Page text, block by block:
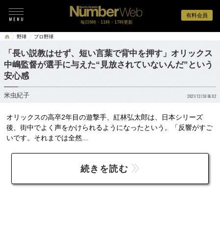
有料会員
毎日6時・11時・17時更新
野球 プロ野球
「長い説教はせず、短い言葉で背中を押す」オリックス
中嶋監督が選手に与えた“見放されていないんだ”という
安心感
米虫紀子 2021/12/30 06:02
オリックスの高卒2年目の遊撃手、紅林弘太郎は、日本シリーズ
後、街中でよく声をかけられるようになったという。「反響がすご
いです。それまでは全然...
続きを読む